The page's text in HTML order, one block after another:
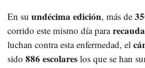
En su undécima edición, más de
corrido este mismo día para
luchan contra esta enfermedad, el
sido 886 escolareslos que se han